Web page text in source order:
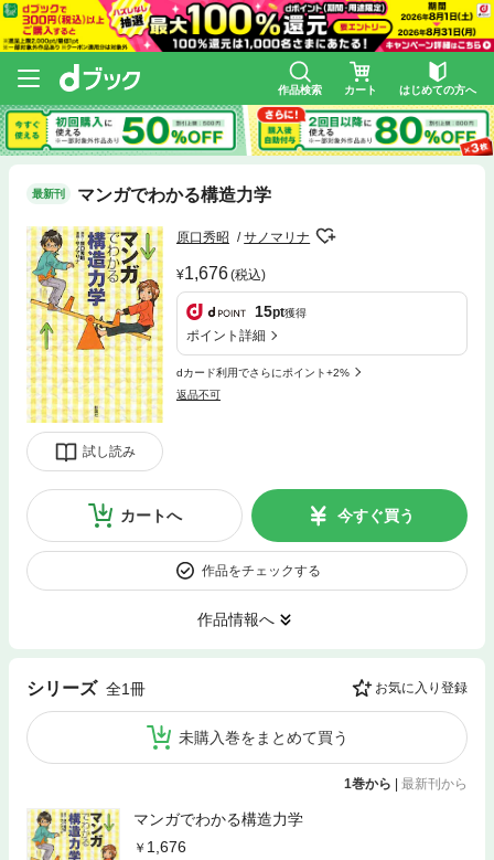
作品検索 カート はじめての方へ
最新刊 マンガでわかる構造力学
試し読み
原口秀昭 サノマリナ
1,676(税込)
15pt獲得
ポイント詳細
dカード利用でさらにポイント+2%
返品不可
カートへ 今すぐ買う
作品をチェックする
作品情報へ
シリーズ 全1冊 お気に入り登録
未購入巻をまとめて買う
1巻から | 最新刊から
マンガでわかる構造力学
1,676